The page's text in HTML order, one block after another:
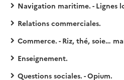
Navigation maritime. - Lignes
Relations commerciales.
Commerce. - Riz, thé, soie…
Enseignement.
Questions sociales. - Opium.